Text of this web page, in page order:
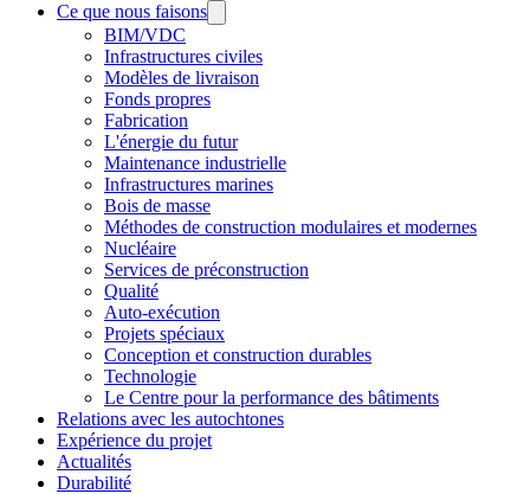
Ce que nous faisons
BIM/VDC
Infrastructures civiles
Modèles de livraison
Fonds propres
Fabrication
L'énergie du futur
Maintenance industrielle
Infrastructures marines
Bois de masse
Méthodes de construction modulaires et modernes
Nucléaire
Services de préconstruction
Qualité
Auto-exécution
Projets spéciaux
Conception et construction durables
Technologie
Le Centre pour la performance des bâtiments
Relations avec les autochtones
Expérience du projet
Actualités
Durabilité